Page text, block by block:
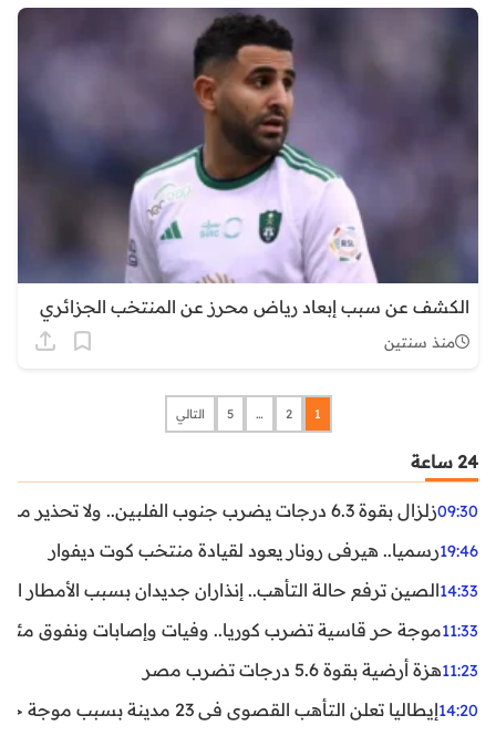
الكشف عن سبب إبعاد رياض محرز عن المنتخب الجزائري
منذ سنتين
1
2
…
5 التالي
24 ساعة
09:30زلزال بقوة 6.3 درجات يضرب جنوب الفلبين.. ولا تحذير من تسونامي حتى الآن
19:46رسميا.. هيرفي رونار يعود لقيادة منتخب كوت ديفوار
14:33الصين ترفع حالة التأهب.. إنذاران جديدان بسبب الأمطار
11:33موجة حر قاسية تضرب كوريا.. وفيات وإصابات ونفوق مئات
11:23هزة أرضية بقوة 5.6 درجات تضرب مصر
14:20إيطاليا تعلن التأهب القصوى في 23 مدينة بسبب موجة حر شديدة